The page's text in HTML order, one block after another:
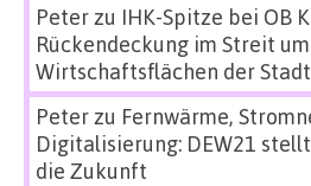
Peterzu IHK-Spitze bei OB
Rückendeckung im Streit
Wirtschaftsflächen der Stadt
Peterzu Fernwärme,
Digitalisierung: DEW21
die Zukunft